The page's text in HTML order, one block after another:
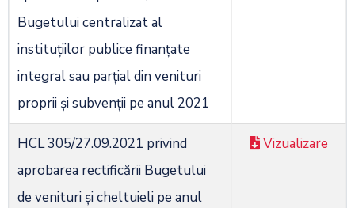
Bugetului centralizat al
instituţiilor publice finanţate
integral sau parţial din venituri
proprii şi subvenţii pe anul 2021
HCL 305/27.09.2021 privind
aprobarea rectificării Bugetului
de venituri şi cheltuieli pe anul
Vizualizare